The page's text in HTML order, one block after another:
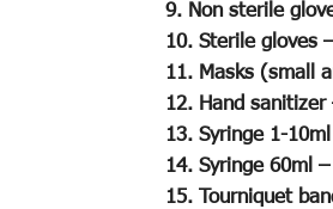
9. Non sterile
10. Sterile gloves
11. Masks (small
12. Hand sanitizer
13. Syringe 1-
14. Syringe 60ml –
15. Tourniquet